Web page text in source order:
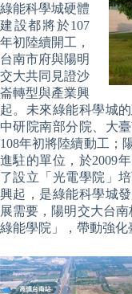
綠能科學城硬體
建設都將於107
年初陸續開工，
台南市府與陽明
交大共同見證沙
崙轉型與產業興
起。未來綠能科學城
中研院南部分院、大
108年初將陸續動工；
進駐的單位，於2009
了設立「光電學院」
興起，是綠能科學城
展需要，陽明交大台
綠能學院」，帶動強化